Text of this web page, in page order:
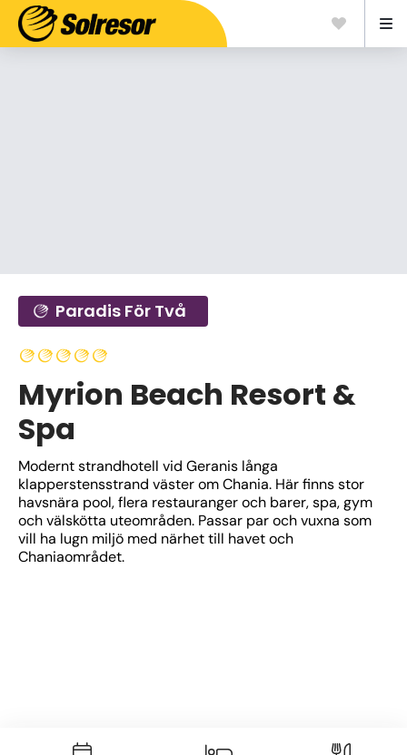
Paradis För Två
Myrion Beach Resort &
Spa
Modernt strandhotell vid Geranis långa
klapperstensstrand väster om Chania. Här finns stor
havsnära pool, flera restauranger och barer, spa, gym
och välskötta uteområden. Passar par och vuxna som
vill ha lugn miljö med närhet till havet och
Chaniaområdet.